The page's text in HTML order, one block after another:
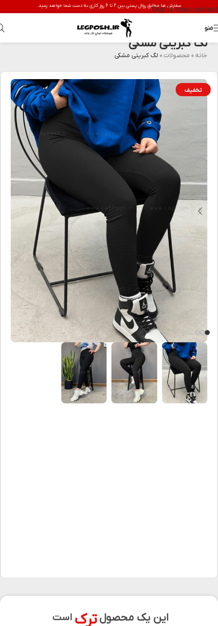
Skip to main contentسفارش ها مطابق روال پستی بین 2 تا 6 روز کاری به دست شما خواهد رسید.
منو
لگ کبریتی مشکی
خانه » محصولات» لگ کبریتی مشکی
تخفیف
این یک محصول ترک است